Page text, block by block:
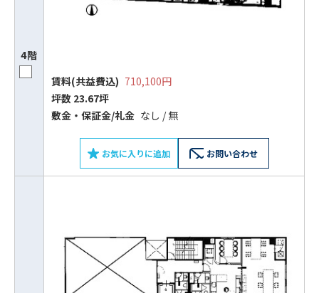
4階
賃料(共益費込) 710,100円
坪数 23.67坪
敷⾦‧保証⾦/礼⾦ なし / 無
お気に入りに追加 お問い合わせ